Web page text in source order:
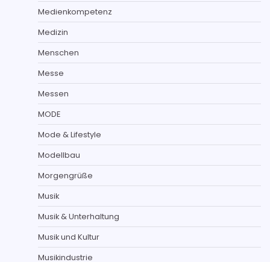
Medienkompetenz
Medizin
Menschen
Messe
Messen
MODE
Mode & Lifestyle
Modellbau
Morgengrüße
Musik
Musik & Unterhaltung
Musik und Kultur
Musikindustrie